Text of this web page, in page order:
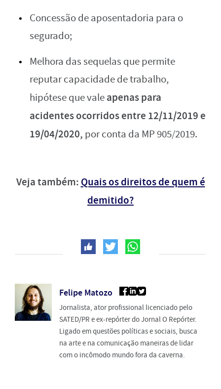
Concessão de aposentadoria para o
segurado;
Melhora das sequelas que permite
reputar capacidade de trabalho,
hipótese que valeapenas para
acidentes ocorridos entre 12/11/2019 e
19/04/2020, por conta da MP 905/2019.
Veja também: Quais os direitos de quem é
demitido?
Felipe Matozo
Jornalista, ator profissional licenciado pelo
SATED/PR e ex-repórter do Jornal O Repórter.
Ligado em questões políticas e sociais, busca
na arte e na comunicação maneiras de lidar
com o incômodo mundo fora da caverna.